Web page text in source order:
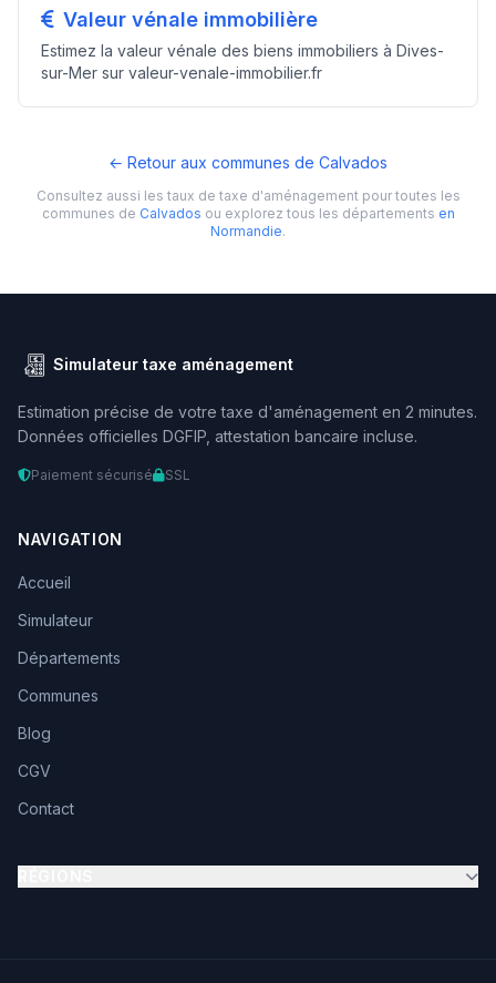
Valeur vénale immobilière
Estimez la valeur vénale des biens immobiliers à Dives-
sur-Mer sur valeur-venale-immobilier.fr
← Retour aux communes de Calvados
Consultez aussi les taux de taxe d'aménagement pour toutes les
communes de Calvados ou explorez tous les départements en
Normandie.
Simulateur taxe aménagement
Estimation précise de votre taxe d'aménagement en 2 minutes.
Données officielles DGFIP, attestation bancaire incluse.
Paiement sécurisé SSL
NAVIGATION
Accueil
Simulateur
Départements
Communes
Blog
CGV
Contact